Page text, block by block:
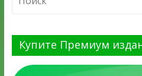
Купите Премиум